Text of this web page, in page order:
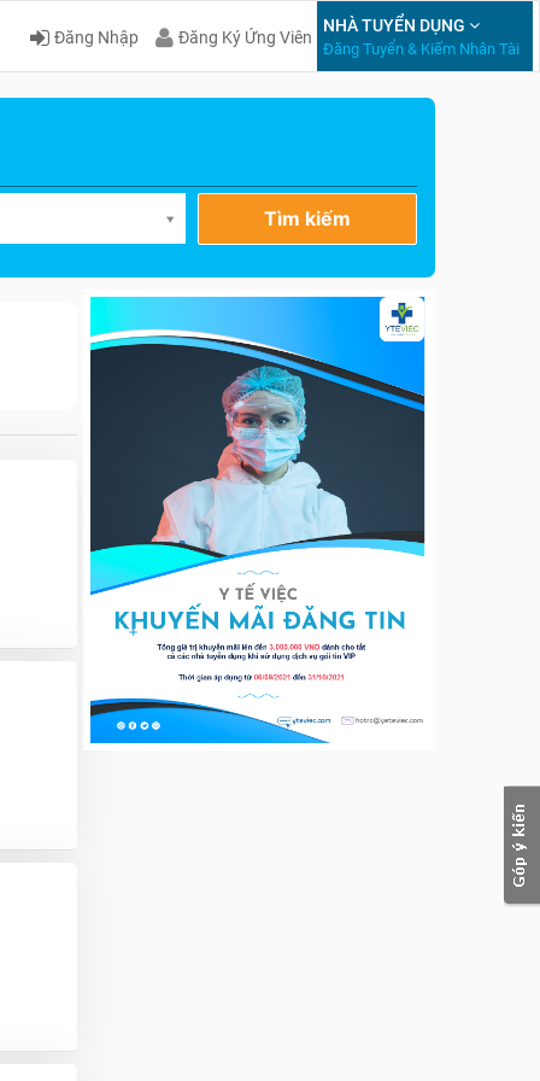
Đăng Nhập Đăng Ký Ứng Viên
NHÀ TUYỂN DỤNG
Đăng Tuyển & Kiếm Nhân Tài
Tìm kiếm